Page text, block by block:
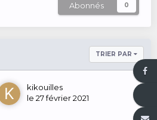
Abonnés 0
TRIER PAR
kikouilles
le 27 février 2021